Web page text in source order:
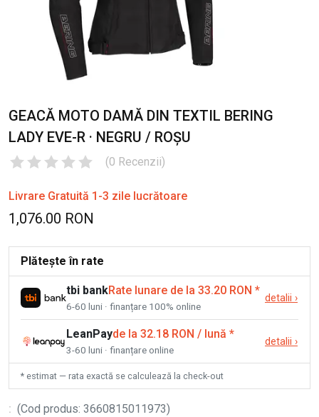
GEACĂ MOTO DAMĂ DIN TEXTIL BERING
LADY EVE-R · NEGRU / ROȘU
(0 Recenzii)
Livrare Gratuită 1-3 zile lucrătoare
1,076.00 RON
Plătește în rate
tbi bankRate lunare de la 33.20 RON *
6-60 luni · finanțare 100% online
detalii ›
LeanPayde la 32.18 RON / lună *
3-60 luni · finanțare online
detalii ›
* estimat — rata exactă se calculează la check-out
: (Cod produs: 3660815011973)